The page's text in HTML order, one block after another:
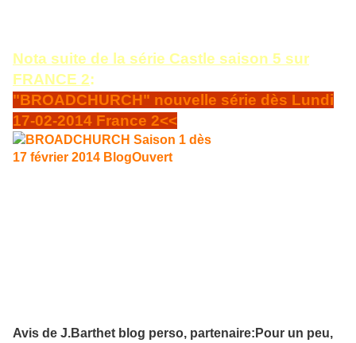
Nota suite de la série Castle saison 5 sur
FRANCE 2:
"BROADCHURCH" nouvelle série dès Lundi
17-02-2014 France 2<<
Avis de J.Barthet blog perso, partenaire:Pour un peu,